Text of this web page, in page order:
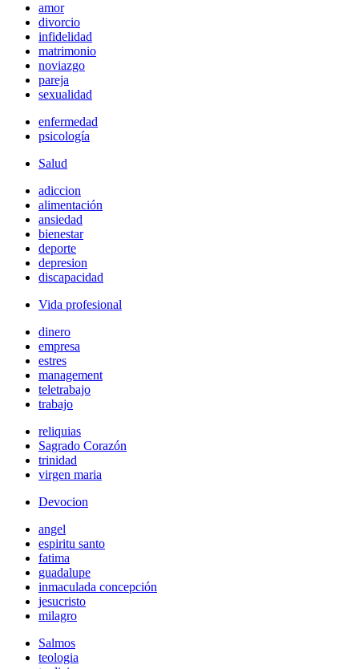
amor
divorcio
infidelidad
matrimonio
noviazgo
pareja
sexualidad
enfermedad
psicología
Salud
adiccion
alimentación
ansiedad
bienestar
deporte
depresion
discapacidad
Vida profesional
dinero
empresa
estres
management
teletrabajo
trabajo
reliquias
Sagrado Corazón
trinidad
virgen maria
Devocion
angel
espiritu santo
fatima
guadalupe
inmaculada concepción
jesucristo
milagro
Salmos
teologia